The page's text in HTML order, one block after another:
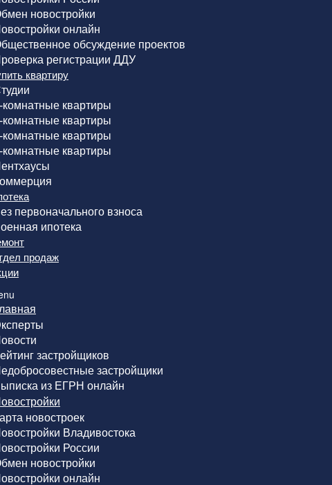
новостройки
онлайн
обсуждение проектов
регистрации ДДУ
квартиру
комнатные квартиры
комнатные квартиры
комнатные квартиры
комнатные квартиры
первоначального взноса
ипотека
продаж
застройщиков
застройщики
из ЕГРН онлайн
новостроек
Владивостока
России
новостройки
онлайн